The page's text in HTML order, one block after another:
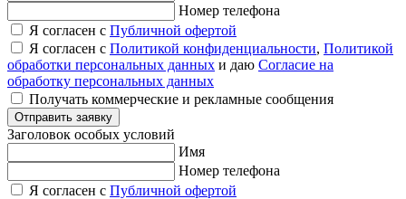
Номер телефона
Я согласен с Публичной офертой
Я согласен с Политикой конфиденциальности, Политикой
обработки персональных данных и даю Согласие на
обработку персональных данных
Получать коммерческие и рекламные сообщения
Отправить заявку
Заголовок особых условий
Имя
Номер телефона
Я согласен с Публичной офертой